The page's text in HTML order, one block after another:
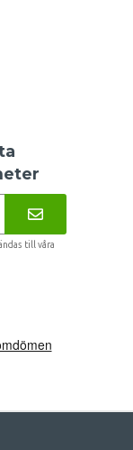
till våra